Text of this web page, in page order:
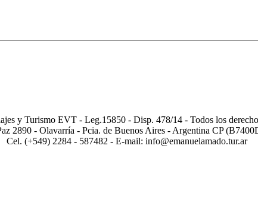
y Turismo EVT - Leg.15850 - Disp. 478/14 - Todos los
2890 - Olavarría - Pcia. de Buenos Aires - Argentina CP
Cel. (+549) 2284 - 587482 - E-mail: info@emanuelamado.tur.ar